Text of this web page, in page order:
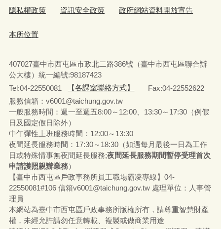
隱私權政策 資訊安全政策 政府網站資料開放宣告
本所位置
407027臺中市西屯區市政北二路386號（臺中市西屯區聯合辦
公大樓）統一編號:98187423
Tel:04-22550081
【各課室聯絡方式】
Fax:04-22552622
服務信箱：v6001@taichung.gov.tw
一般服務時間：週一至週五8:00～12:00、13:30～17:30（例假
日及國定假日除外）
中午彈性上班服務時間：12:00～13:30
夜間延長服務時間：17:30～18:30（如遇每月最後一日為工作
日或特殊情事無夜間延長服務;夜間延長服務期間暫停受理首次
申請護照親辦業務）
【臺中市西屯區戶政事務所員工職場霸凌專線】04-
22550081#106 信箱v6001@taichung.gov.tw 處理單位：人事管
理員
本網站為臺中市西屯區戶政事務所版權所有，請尊重智慧財產
權，未經允許請勿任意轉載、複製或做商業用途